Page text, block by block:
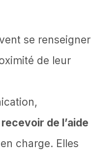
se renseigner
de leur
de l’aide
charge. Elles